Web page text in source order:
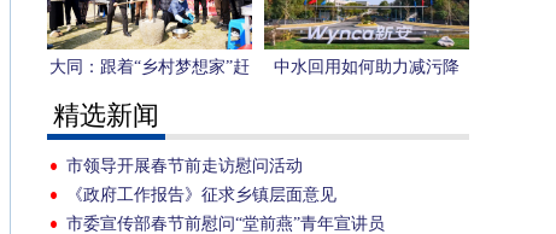
大同：跟着“乡村梦想家”赶
大集
中水回用如何助力减污降
精选新闻
市领导开展春节前走访慰问活动
《政府工作报告》征求乡镇层面意见
市委宣传部春节前慰问“堂前燕”青年宣讲员